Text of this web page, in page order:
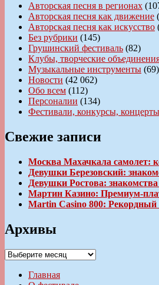
Авторская песня в регионах
Авторская песня как движение
Авторская песня как искусство
Без рубрики (145)
Грушинский фестиваль (82)
Клубы, творческие
Музыкальные инструменты (69)
Новости (42 062)
Обо всем (112)
Персоналии (134)
Фестивали, конкурсы, концерты
Свежие записи
Москва Махачкала самолет:
Девушки Березовский:
Девушки Ростова:
Мартин Казино: Премиум-
Martin Casino 800:
Архивы
Архивы
Главная